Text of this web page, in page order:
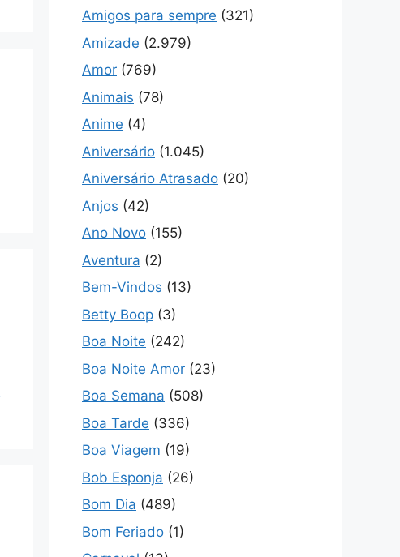
Amigos para sempre (321)
Amizade (2.979)
Amor (769)
Animais (78)
Anime (4)
Aniversário (1.045)
Aniversário Atrasado (20)
Anjos (42)
Ano Novo (155)
Aventura (2)
Bem-Vindos (13)
Betty Boop (3)
Boa Noite (242)
Boa Noite Amor (23)
Boa Semana (508)
Boa Tarde (336)
Boa Viagem (19)
Bob Esponja (26)
Bom Dia (489)
Bom Feriado (1)